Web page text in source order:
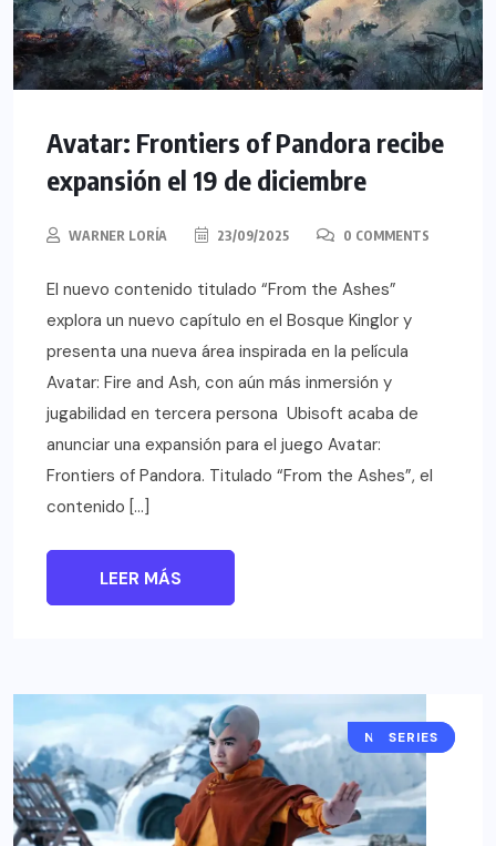
Avatar: Frontiers of Pandora recibe
expansión el 19 de diciembre
WARNER LORÍA 23/09/2025 0 COMMENTS
El nuevo contenido titulado “From the Ashes”
explora un nuevo capítulo en el Bosque Kinglor y
presenta una nueva área inspirada en la película
Avatar: Fire and Ash, con aún más inmersión y
jugabilidad en tercera persona Ubisoft acaba de
anunciar una expansión para el juego Avatar:
Frontiers of Pandora. Titulado “From the Ashes”, el
contenido […]
LEER MÁS
NOTICIAS
SERIES